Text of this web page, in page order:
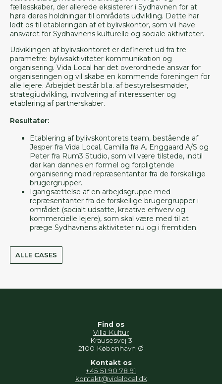
fællesskaber, der allerede eksisterer i Sydhavnen for at
høre deres holdninger til områdets udvikling. Dette har
ledt os til etableringen af et bylivskontor, som vil have
ansvaret for Sydhavnens kulturelle og sociale aktiviteter.
Udviklingen af bylivskontoret er defineret ud fra tre
parametre: bylivsaktiviteter kommunikation og
organisering. Vida Local har det overordnede ansvar for
organiseringen og vil skabe en kommende foreningen for
alle lejere. Arbejdet består bl.a. af bestyrelsesmøder,
strategiudvikling, involvering af interessenter og
etablering af partnerskaber.
Resultater:
Etablering af bylivskontorets team, bestående af
Jesper fra Vida Local, Camilla fra A. Enggaard A/S og
Peter fra Rum3 Studio, som vil være tilstede, indtil
der kan dannes en formel og forpligtende
organisering med repræsentanter fra de forskellige
brugergrupper.
Igangsættelse af en arbejdsgruppe med
repræsentanter fra de forskellige brugergrupper i
området (socialt udsatte, kreative erhverv og
kommercielle lejere), som skal være med til at
præge Sydhavnens aktiviteter nu og i fremtiden.
ALLE CASES
Find os
Villa Kultur
Krausesvej 3
2100 København Ø
Kontakt os
+45 51 90 78 91
kontakt@vidalocal.dk